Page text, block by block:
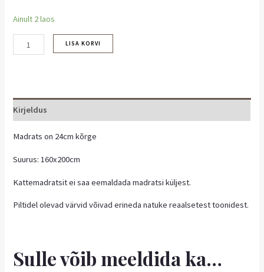
Ainult 2 laos
LISA KORVI
Kirjeldus
Madrats on 24cm kõrge
Suurus: 160x200cm
Kattemadratsit ei saa eemaldada madratsi küljest.
Piltidel olevad värvid võivad erineda natuke reaalsetest toonidest.
Sulle võib meeldida ka…